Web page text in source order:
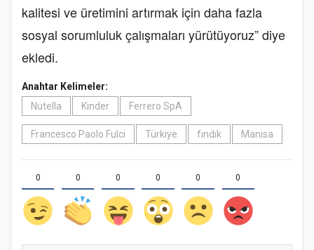
kalitesi ve üretimini artırmak için daha fazla
sosyal sorumluluk çalışmaları yürütüyoruz” diye
ekledi.
Anahtar Kelimeler:
Nutella
Kinder Ferrero SpA
Francesco Paolo Fulci Türkiye fındık Manisa
0 0 0 0 0 0